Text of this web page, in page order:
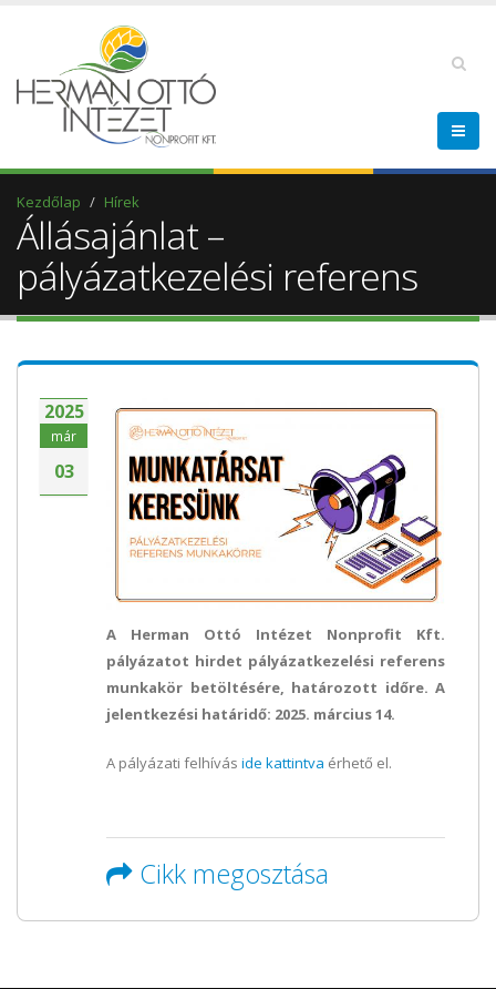
Kezdőlap Hírek
Állásajánlat –
pályázatkezelési referens
2025
már
03
A Herman Ottó Intézet Nonprofit Kft.
pályázatot hirdet pályázatkezelési referens
munkakör betöltésére, határozott időre. A
jelentkezési határidő: 2025. március 14.
A pályázati felhívás ide kattintva érhető el.
Cikk megosztása